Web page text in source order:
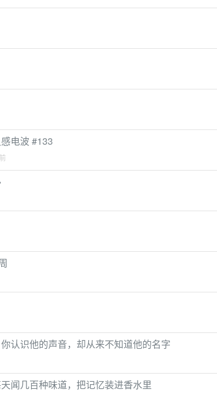
电波 #133
认识他的声音，却从来不知道他的名字
闻几百种味道，把记忆装进香水里